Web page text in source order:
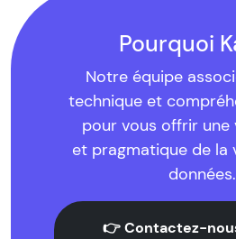
Pourquoi
Notre équipe
technique et
pour vous offrir une
et pragmatique de la
données.
👉 Contactez-